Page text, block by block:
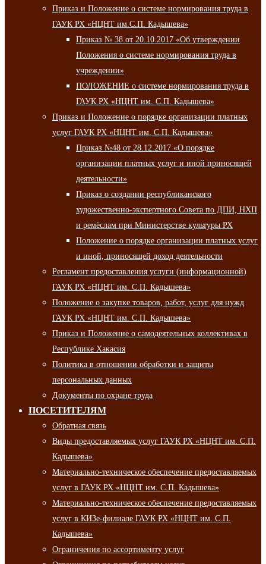
Приказ и Положение о системе нормирования труда в
ГАУК РХ «НЦНТ им.С.П. Кадышева»
Приказ № 38 от 20.10.2017 «Об утверждении
Положения о системе нормирования труда в
учреждении»
ПОЛОЖЕНИЕ о системе нормирования труда в
ГАУК РХ «НЦНТ им. С.П. Кадышева»
Приказ и Положение о порядке организации платных
услуг ГАУК РХ «НЦНТ им. С.П. Кадышева»
Приказ №48 от 28.12.2017 «О порядке
организации платных услуг и иной приносящей
деятельности»
Приказ о создании республиканского
художественно-экспертного Совета по ДПИ, НХП
и ремёслам при Министерстве культуры РХ
Положение о порядке организации платных услуг
и иной, приносящей доход деятельности
Регламент предоставления услуги (информационной)
ГАУК РХ «НЦНТ им. С.П. Кадышева»
Положение о закупке товаров, работ, услуг для нужд
ГАУК РХ «НЦНТ им. С.П. Кадышева»
Приказ и Положение о самодеятельных коллективах в
Республике Хакасия
Политика в отношении обработки и защиты
персональных данных
Документы по охране труда
ПОСЕТИТЕЛЯМ
Обратная связь
Виды предоставляемых услуг ГАУК РХ «НЦНТ им. С.П.
Кадышева»
Материально-техническое обеспечение предоставляемых
услуг в ГАУК РХ «НЦНТ им. С.П. Кадышева»
Материально-техническое обеспечение предоставляемых
услуг в КИЗе-филиале ГАУК РХ «НЦНТ им. С.П.
Кадышева»
Ограничения по ассортименту услуг